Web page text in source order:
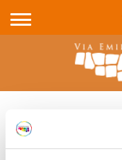
COVID-19